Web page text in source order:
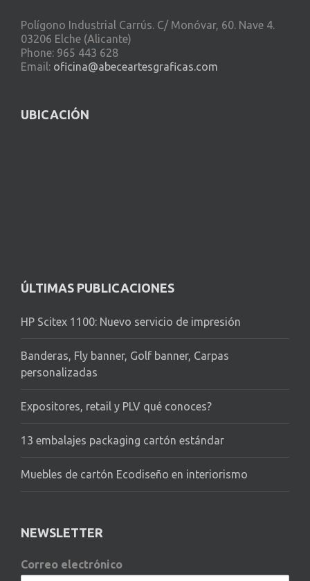
Polígono Industrial Carrús. C/ Monóvar, 60. Nave 4.
03206 Elche (Alicante)
Phone: 965 443 628
Email: oficina@abeceartesgraficas.com
UBICACIÓN
ÚLTIMAS PUBLICACIONES
HP Scitex 1100: Nuevo servicio de impresión
Banderas, Fly banner, Golf banner, Carpas
personalizadas
Expositores, retail y PLV qué conoces?
13 embalajes packaging cartón estándar
Muebles de cartón Ecodiseño en interiorismo
NEWSLETTER
Correo electrónico